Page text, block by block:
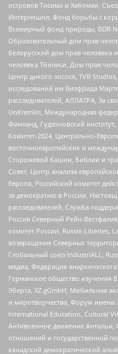
островов Тисима и Хабомаи,
Интернешнл, Фонд борьбы с
Всемирный фонд природы, BDR
Образовательный дом прав
Белорусский дом прав человека
человека Тбилиси, Дом прав
Центр дикого лосося, TVR
исследований им Вилфрида
расследователей, АЛЛАТРА, За
UnKremlin, Международная
Финланд, Гудзоновский
Комитет-2024, Центрально-
восточноевропейских и
Сторожевой башни, Библии и
Совет, Центр анализа
Европа, Российский комитет
за демократию в России,
расследователей, Служба
Россия Северный Рейн-
комитет России, Russie-Libertes,
возвращение Северных
Глобальный союз IndustriALL,
медиа, Федерация
Германское общество
Эберта, XZ gGmbH, Мобильная
и миротворчества, Форум имени
International Education, Cultural
Антивоенное движение
отношений и государственной
канадский демократический